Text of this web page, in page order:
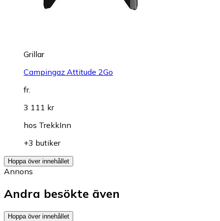
Grillar
Campingaz Attitude 2Go
fr.
3 111 kr
hos TrekkInn
+3 butiker
Hoppa över innehållet
Annons
Andra besökte även
Hoppa över innehållet